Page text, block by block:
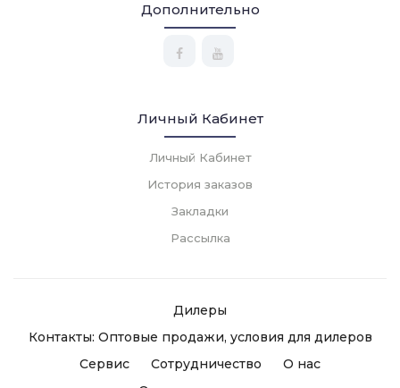
Дополнительно
Личный Кабинет
Личный Кабинет
История заказов
Закладки
Рассылка
Дилеры
Контакты: Оптовые продажи, условия для дилеров
Сервис
Сотрудничество
О нас